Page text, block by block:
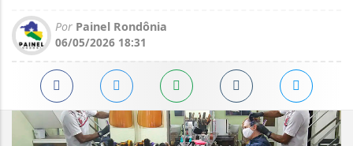
Por Painel Rondônia
06/05/2026 18:31